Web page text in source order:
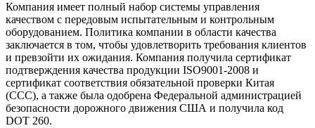
Компания имеет полный набор системы управления
качеством с передовым испытательным и контрольным
оборудованием. Политика компании в области качества
заключается в том, чтобы удовлетворить требования клиентов
и превзойти их ожидания. Компания получила сертификат
подтверждения качества продукции ISO9001-2008 и
сертификат соответствия обязательной проверки Китая
(CCC), а также была одобрена Федеральной администрацией
безопасности дорожного движения США и получила код
DOT 260.